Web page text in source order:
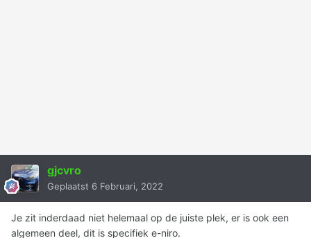
gjcvro
Geplaatst 6 Februari, 2022
Je zit inderdaad niet helemaal op de juiste plek, er is ook een
algemeen deel, dit is specifiek e-niro.